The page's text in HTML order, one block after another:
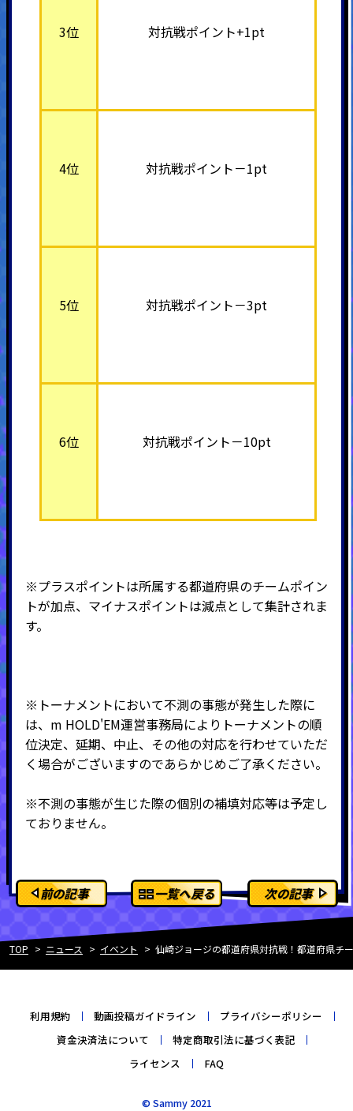
3位 対抗戦ポイント+1pt
4位 対抗戦ポイント－1pt
5位 対抗戦ポイント－3pt
6位 対抗戦ポイント－10pt
※プラスポイントは所属する都道府県のチームポイン
トが加点、マイナスポイントは減点として集計されま
す。
※トーナメントにおいて不測の事態が発生した際に
は、m HOLD'EM運営事務局によりトーナメントの順
位決定、延期、中止、その他の対応を行わせていただ
く場合がございますのであらかじめご了承ください。
※不測の事態が生じた際の個別の補填対応等は予定し
ておりません。
前の記事 一覧へ戻る 次の記事
TOP ニュース イベント 仙崎ジョージの都道府県対抗戦！都道府県チ
© Sammy 2021
利用規約 動画投稿ガイドライン
プライバシーポリシー
資金決済法について
特定商取引法に基づく表記
ライセンス
FAQ